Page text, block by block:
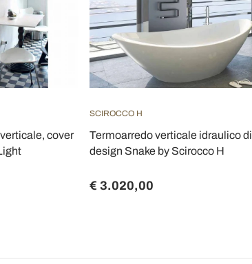
cover
SCIROCCO H
Termoarredo verticale idraulico di
design Snake by Scirocco H
€ 3.020,00